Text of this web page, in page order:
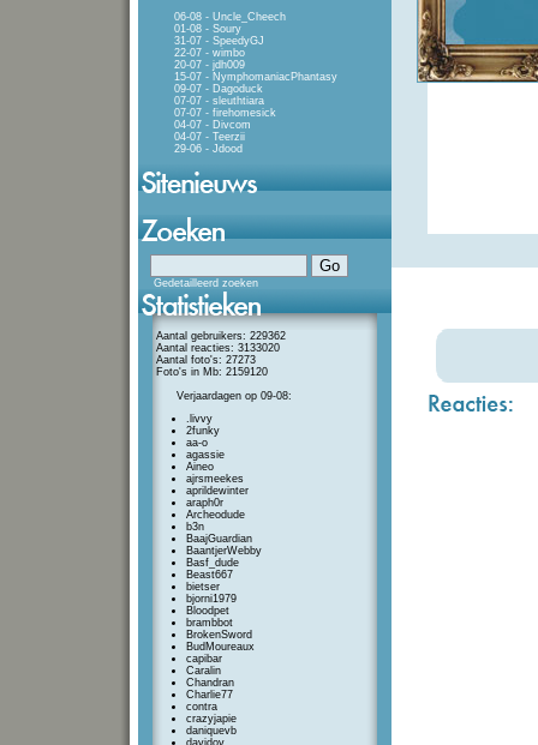
06-08 - Uncle_Cheech
01-08 - Soury
31-07 - SpeedyGJ
22-07 - wimbo
20-07 - jdh009
15-07 - NymphomaniacPhantasy
09-07 - Dagoduck
07-07 - sleuthtiara
07-07 - firehomesick
04-07 - Divcom
04-07 - Teerzii
29-06 - Jdood
Gedetailleerd zoeken
Aantal gebruikers: 229362
Aantal reacties: 3133020
Aantal foto's: 27273
Foto's in Mb: 2159120
Verjaardagen op 09-08:
.livvy
2funky
aa-o
agassie
Aineo
ajrsmeekes
aprildewinter
araph0r
Archeodude
b3n
BaajGuardian
BaantjerWebby
Basf_dude
Beast667
bietser
bjorni1979
Bloodpet
brambbot
BrokenSword
BudMoureaux
capibar
Caralin
Chandran
Charlie77
contra
crazyjapie
daniquevb
davidov